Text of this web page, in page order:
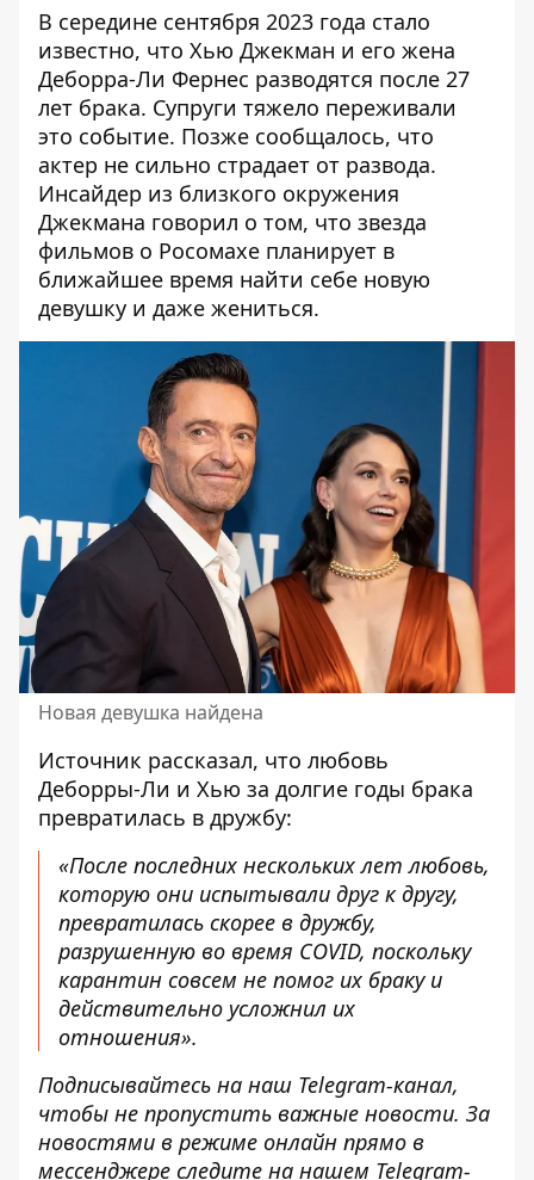
В середине сентября 2023 года стало
известно, что Хью Джекман и его жена
Деборра-Ли Фернес разводятся после 27
лет брака. Супруги тяжело переживали
это событие. Позже сообщалось, что
актер не сильно страдает от развода.
Инсайдер из близкого окружения
Джекмана говорил о том, что звезда
фильмов о Росомахе планирует в
ближайшее время найти себе новую
девушку и даже жениться.
Новая девушка найдена
Источник рассказал, что любовь
Деборры-Ли и Хью за долгие годы брака
превратилась в дружбу:
«После последних нескольких лет любовь,
которую они испытывали друг к другу,
превратилась скорее в дружбу,
разрушенную во время COVID, поскольку
карантин совсем не помог их браку и
действительно усложнил их
отношения».
Подписывайтесь на наш Telegram-канал,
чтобы не пропустить важные новости. За
новостями в режиме онлайн прямо в
мессенджере следите на нашем Telegram-